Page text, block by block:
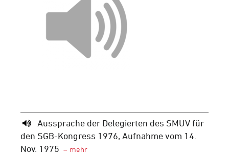
Aussprache der Delegierten des SMUV für
den SGB-Kongress 1976, Aufnahme vom 14.
Nov. 1975